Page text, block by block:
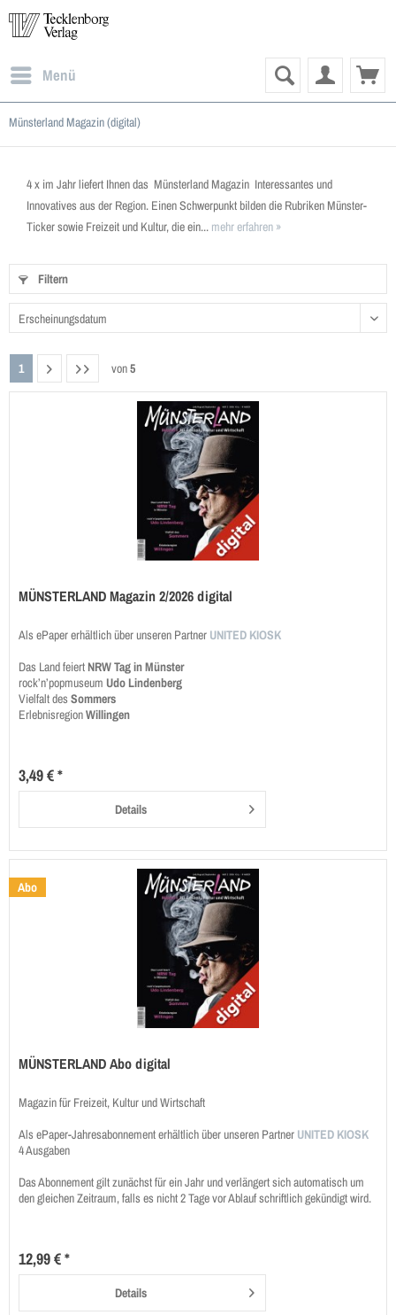
Menü
Münsterland Magazin (digital)
4 x im Jahr liefert Ihnen das Münsterland Magazin Interessantes und
Innovatives aus der Region. Einen Schwerpunkt bilden die Rubriken Münster-
Ticker sowie Freizeit und Kultur, die ein... mehr erfahren »
Filtern
1 von5
MÜNSTERLAND Magazin 2/2026 digital
Als ePaper erhältlich über unseren Partner UNITED KIOSK
Das Land feiert NRW Tag in Münster
rock’n’popmuseum Udo Lindenberg
Vielfalt desSommers
ErlebnisregionWillingen
3,49 € *
Details
Abo
MÜNSTERLAND Abo digital
Magazin für Freizeit, Kultur und Wirtschaft
Als ePaper-Jahresabonnement erhältlich über unseren Partner UNITED KIOSK
4 Ausgaben
Das Abonnement gilt zunächst für ein Jahr und verlängert sich automatisch um
den gleichen Zeitraum, falls es nicht 2 Tage vor Ablauf schriftlich gekündigt wird.
12,99 € *
Details